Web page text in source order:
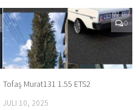
0
Tofaş Murat131 1.55 ETS2
JULI 10, 2025